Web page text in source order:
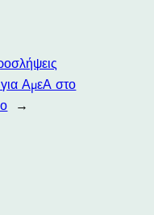
ΑμεΑ στο
→